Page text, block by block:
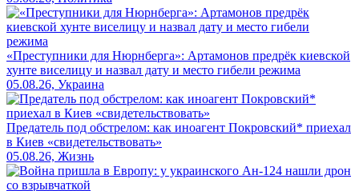
«Преступники для Нюрнберга»: Артамонов предрёк киевской
хунте виселицу и назвал дату и место гибели режима
05.08.26, Украина
Предатель под обстрелом: как иноагент Покровский* приехал
в Киев «свидетельствовать»
05.08.26, Жизнь